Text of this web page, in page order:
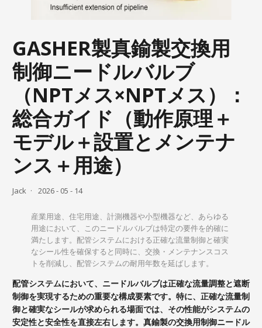
GASHER製真鍮製交換用
制御ニードルバルブ
（NPTメス×NPTメス）：
総合ガイド（動作原理＋
モデル＋設置とメンテナ
ンス＋用途）
Jack 2026 - 05 - 14
産業用途、住宅用途、計測機器や小型機器など、あらゆる
用途において、このニードルバルブは特定の要件を的確に
満たします。配管システムにおける正確な流量制御と確実
なシール性を確保すると同時に、交換・メンテナンスコス
トを削減し、配管システムの耐用年数を延ばします。
配管システムにおいて、ニードルバルブは正確な流量調整と遮断
制御を実現するための重要な構成要素です。特に、正確な流量制
御と確実なシールが求められる場面では、その性能がシステムの
安定性と安全性を直接左右します。真鍮製の交換用制御ニードル